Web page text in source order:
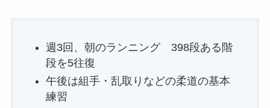
週3回、朝のランニング 398段ある階
段を5往復
午後は組手・乱取りなどの柔道の基本
練習